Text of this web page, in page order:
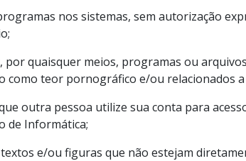
nos sistemas, sem autorização
por quaisquer meios, programas ou
como teor pornográfico e/ou relacionados
outra pessoa utilize sua conta para
de Informática;
e/ou figuras que não estejam